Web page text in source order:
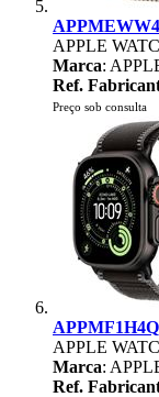
APPLE
Marca:
Ref.
Preço sob consulta
APPLE
Marca:
Ref.